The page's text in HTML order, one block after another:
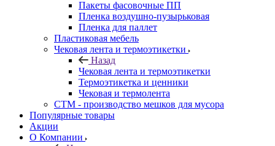
Пакеты фасовочные ПП
Пленка воздушно-пузырьковая
Пленка для паллет
Пластиковая мебель
Чековая лента и термоэтикетки
Назад
Чековая лента и термоэтикетки
Термоэтикетка и ценники
Чековая и термолента
СТМ - производство мешков для мусора
Популярные товары
Акции
О Компании